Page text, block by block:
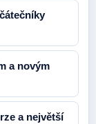
a novým
a největší